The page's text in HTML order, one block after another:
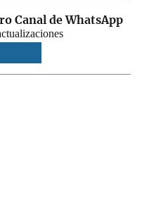
Canal de WhatsApp